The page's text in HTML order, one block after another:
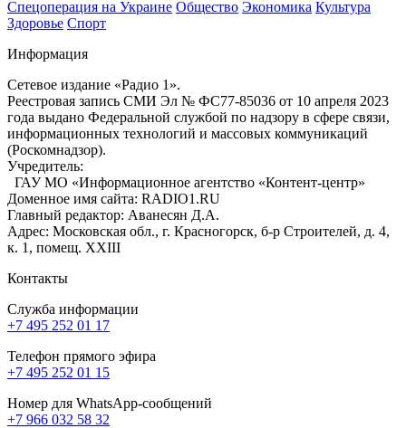
Спецоперация на Украине Общество Экономика Культура
Здоровье Спорт
Информация
Сетевое издание «Радио 1».
Реестровая запись СМИ Эл № ФС77-85036 от 10 апреля 2023
года выдано Федеральной службой по надзору в сфере связи,
информационных технологий и массовых коммуникаций
(Роскомнадзор).
Учредитель:
ГАУ МО «Информационное агентство «Контент-центр»
Доменное имя сайта: RADIO1.RU
Главный редактор: Аванесян Д.А.
Адрес: Московская обл., г. Красногорск, б-р Строителей, д. 4,
к. 1, помещ. XXIII
Контакты
Служба информации
+7 495 252 01 17
Телефон прямого эфира
+7 495 252 01 15
Номер для WhatsApp-сообщений
+7 966 032 58 32